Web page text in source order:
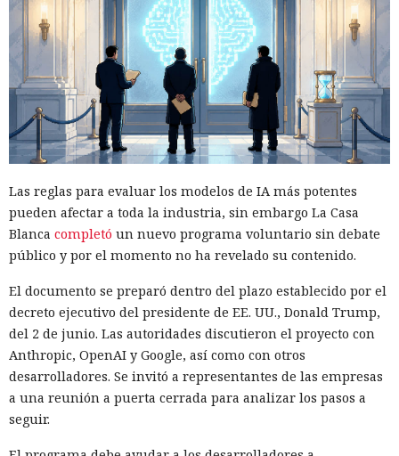
una red internacional de
estafas en ChatGPT
08:06 / 06.08.2026
Estafadores, expertos en cambiar historias, lograban que la
gente entregara voluntariamente sus últimos ahorros
Las reglas para evaluar los modelos de IA más potentes
pueden afectar a toda la industria, sin embargo La Casa
Blanca completó un nuevo programa voluntario sin debate
público y por el momento no ha revelado su contenido.
El documento se preparó dentro del plazo establecido por el
decreto ejecutivo del presidente de EE. UU., Donald Trump,
del 2 de junio. Las autoridades discutieron el proyecto con
Anthropic, OpenAI y Google, así como con otros
desarrolladores. Se invitó a representantes de las empresas
a una reunión a puerta cerrada para analizar los pasos a
seguir.